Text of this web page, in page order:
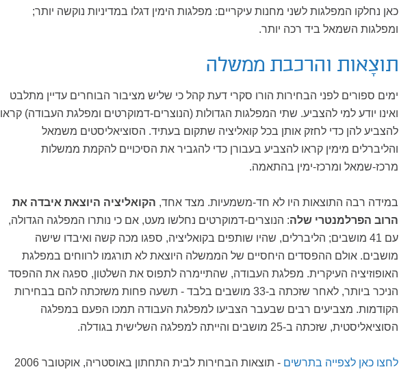
כאן נחלקו המפלגות לשני מחנות עיקריים: מפלגות הימין דגלו במדיניות נוקשה יותר;
ומפלגות השמאל ביד רכה יותר.
תוצָאות והרכבת ממשלה
ימים ספורים לפני הבחירות הורו סקרי דעת קהל כי שליש מציבור הבוחרים עדיין מתלבט
ואינו יודע למי להצביע. שתי המפלגות הגדולות (הנוצרים-דמוקרטים ומפלגת העבודה) קראו
להצביע להן כדי לחזק אותן בכל קואליציה שתקום בעתיד. הסוציאליסטים משמאל
והליברלים מימין קראו להצביע בעבורן כדי להגביר את הסיכויים להקמת ממשלות
מרכז-שמאל ומרכז-ימין בהתאמה.
במידה רבה התוצאות היו לא חד-משמעיות. מצד אחד, הקואליציה היוצאת איבדה את
הרוב הפרלמנטרי שלה: הנוצרים-דמוקרטים נחלשו מעט, אם כי נותרו המפלגה הגדולה,
עם 41 מושבים; הליברלים, שהיו שותפים בקואליציה, ספגו מכה קשה ואיבדו שישה
מושבים. אולם ההפסדים היחסיים של הממשלה היוצאת לא תורגמו לרווחים במפלגת
האופוזיציה העיקרית. מפלגת העבודה, שהתיימרה לתפוס את השלטון, ספגה את ההפסד
הניכר ביותר, לאחר שזכתה ב-33 מושבים בלבד - תשעה פחות משזכתה להם בבחירות
הקודמות. מצביעים רבים שבעבר הצביעו למפלגת העבודה תמכו הפעם במפלגה
הסוציאליסטית, שזכתה ב-25 מושבים והייתה למפלגה השלישית בגודלה.
לחצו כאן לצפייה בתרשים - תוצאות הבחירות לבית התחתון באוסטריה, אוקטובר 2006